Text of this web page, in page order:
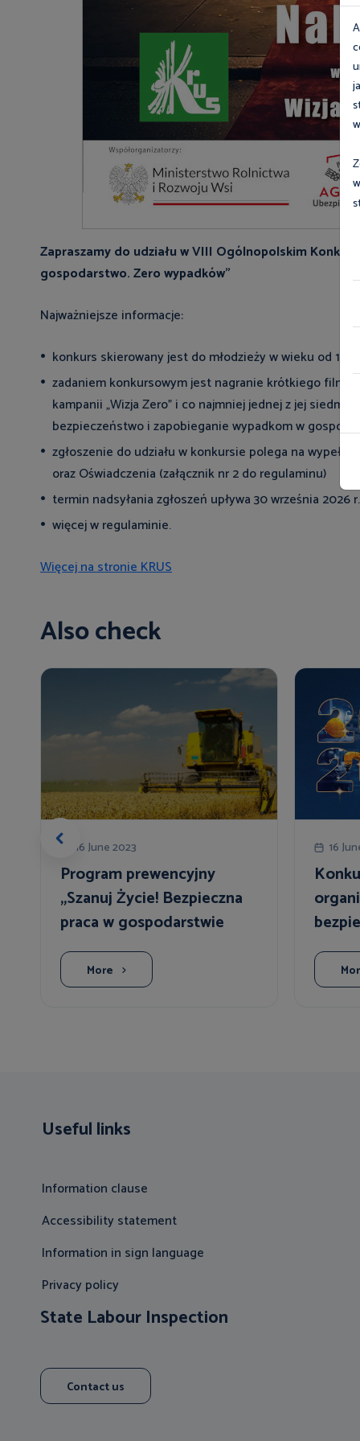
Zapraszamy do udziału w VIII Ogólnopolskim
gospodarstwo. Zero wypadków"
Najważniejsze informacje:
konkurs skierowany jest do młodzieży w wieku od 13
zadaniem konkursowym jest nagranie krótkiego
kampanii „Wizja Zero” i co najmniej jednej z jej
bezpieczeństwo i zapobieganie wypadkom w
zgłoszenie do udziału w konkursie polega na
oraz Oświadczenia (załącznik nr 2 do regulaminu)
termin nadsyłania zgłoszeń upływa 30 września 2026 r.
więcej w regulaminie.
Więcej na stronie KRUS
Also check
16 June 2023
Program prewencyjny
„Szanuj Życie! Bezpieczna
praca w gospodarstwie
rolnym”
More
16
Useful links
Information clause
Accessibility statement
Information in sign language
Privacy policy
State Labour Inspection
Contact us